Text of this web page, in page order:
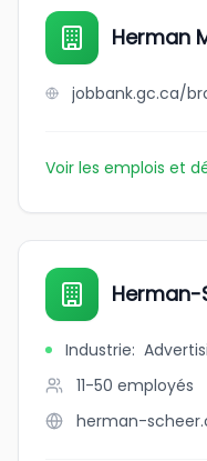
Herman
Voir les emplois et
Herman-
Industrie:
11-50 employés
herman-